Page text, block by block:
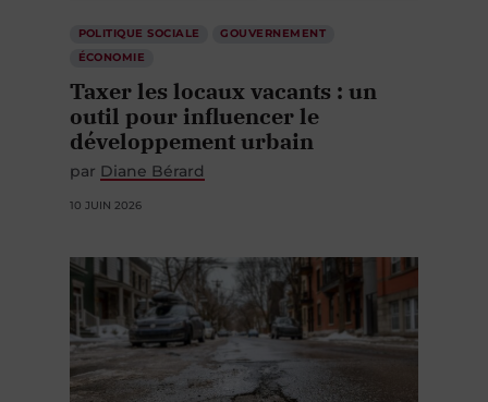
POLITIQUE SOCIALE
GOUVERNEMENT
ÉCONOMIE
Taxer les locaux vacants : un
outil pour influencer le
développement urbain
par Diane Bérard
10 JUIN 2026